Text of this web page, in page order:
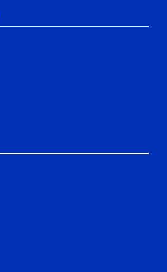
rete de priyorite
sekirite konsitye yon
kondisyon sine qua
vrèman kredib. Sou
entènasyonal pou
sanble make yon pa
vize yon mayon lokal
rezo transnasyonal
pwisan, ki enplike nan
viktim twotwomann
anyen, jodi a, pa garanti